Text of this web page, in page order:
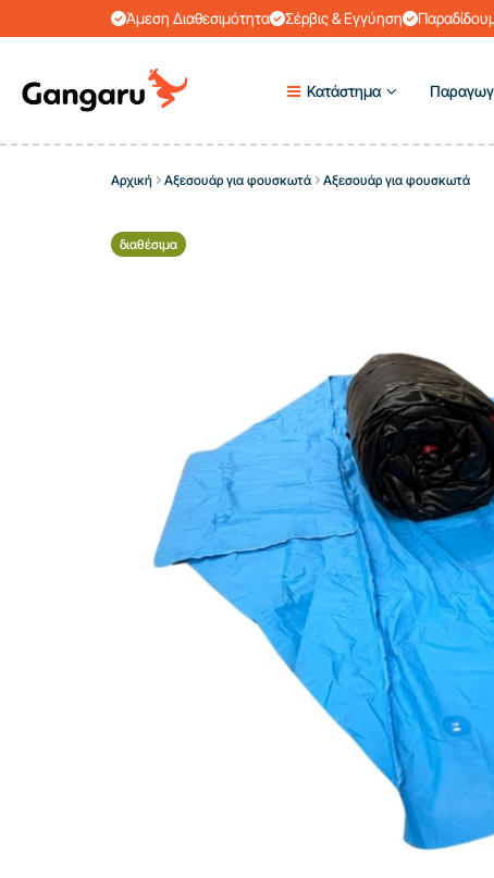
Άμεση Διαθεσιμότητα Σέρβις & Εγγύηση
Κατάστημα
Αρχική Αξεσουάρ για φουσκωτά Αξεσουάρ για φουσκωτά
διαθέσιμα